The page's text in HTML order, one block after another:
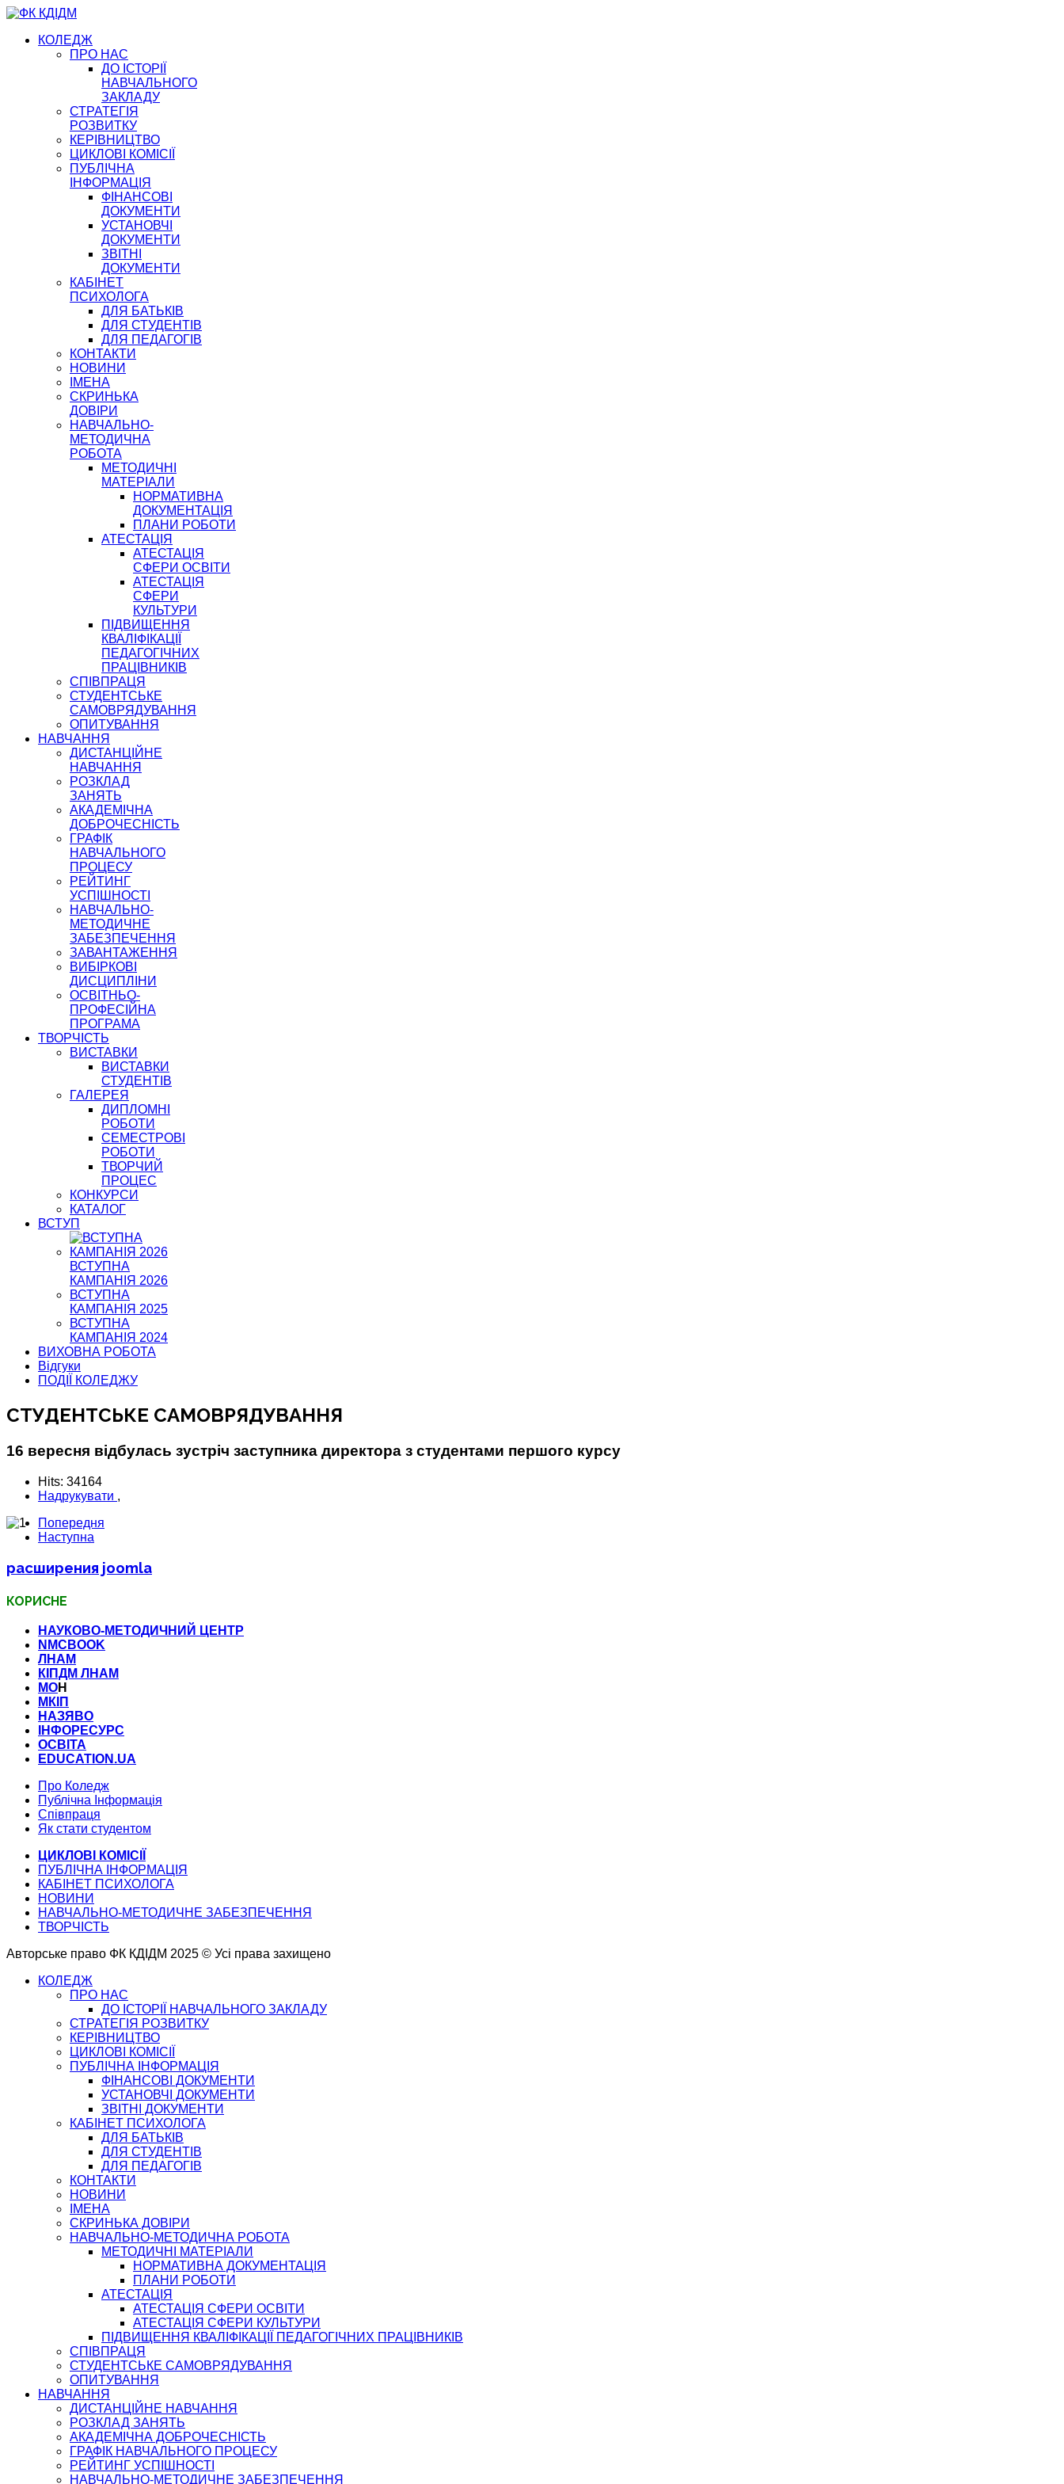
КОЛЕДЖ
ПРО НАС
ДО ІСТОРІЇ
НАВЧАЛЬНОГО
ЗАКЛАДУ
СТРАТЕГІЯ
РОЗВИТКУ
КЕРІВНИЦТВО
ЦИКЛОВІ КОМІСІЇ
ПУБЛІЧНА
ІНФОРМАЦІЯ
ФІНАНСОВІ
ДОКУМЕНТИ
УСТАНОВЧІ
ДОКУМЕНТИ
ЗВІТНІ
ДОКУМЕНТИ
КАБІНЕТ
ПСИХОЛОГА
ДЛЯ БАТЬКІВ
ДЛЯ СТУДЕНТІВ
ДЛЯ ПЕДАГОГІВ
КОНТАКТИ
НОВИНИ
ІМЕНА
СКРИНЬКА
ДОВІРИ
НАВЧАЛЬНО-
МЕТОДИЧНА
РОБОТА
МЕТОДИЧНІ
МАТЕРІАЛИ
НОРМАТИВНА
ДОКУМЕНТАЦІЯ
ПЛАНИ РОБОТИ
АТЕСТАЦІЯ
АТЕСТАЦІЯ
СФЕРИ ОСВІТИ
АТЕСТАЦІЯ
СФЕРИ
КУЛЬТУРИ
ПІДВИЩЕННЯ
КВАЛІФІКАЦІЇ
ПЕДАГОГІЧНИХ
ПРАЦІВНИКІВ
СПІВПРАЦЯ
СТУДЕНТСЬКЕ
САМОВРЯДУВАННЯ
ОПИТУВАННЯ
НАВЧАННЯ
ДИСТАНЦІЙНЕ
НАВЧАННЯ
РОЗКЛАД
ЗАНЯТЬ
АКАДЕМІЧНА
ДОБРОЧЕСНІСТЬ
ГРАФІК
НАВЧАЛЬНОГО
ПРОЦЕСУ
РЕЙТИНГ
УСПІШНОСТІ
НАВЧАЛЬНО-
МЕТОДИЧНЕ
ЗАБЕЗПЕЧЕННЯ
ЗАВАНТАЖЕННЯ
ВИБІРКОВІ
ДИСЦИПЛІНИ
ОСВІТНЬО-
ПРОФЕСІЙНА
ПРОГРАМА
ТВОРЧІСТЬ
ВИСТАВКИ
ВИСТАВКИ
СТУДЕНТІВ
ГАЛЕРЕЯ
ДИПЛОМНІ
РОБОТИ
СЕМЕСТРОВІ
РОБОТИ
ТВОРЧИЙ
ПРОЦЕС
КОНКУРСИ
КАТАЛОГ
ВСТУП
ВСТУПНА
КАМПАНІЯ 2026
ВСТУПНА
КАМПАНІЯ 2025
ВСТУПНА
КАМПАНІЯ 2024
ВИХОВНА РОБОТА
Відгуки
ПОДІЇ КОЛЕДЖУ
СТУДЕНТСЬКЕ САМОВРЯДУВАННЯ
16 вересня відбулась зустріч заступника директора з студентами першого курсу
Hits: 34164
Надрукувати ,
Попередня
Наступна
расширения joomla
КОРИСНЕ
НАУКОВО-МЕТОДИЧНИЙ ЦЕНТР
NMCBOOK
ЛНАМ
КІПДМ ЛНАМ
МОН
МКІП
НАЗЯВО
ІНФОРЕСУРС
ОСВІТА
EDUCATION.UA
Про Коледж
Публічна Інформація
Співпраця
Як стати студентом
ЦИКЛОВІ КОМІСІЇ
ПУБЛІЧНА ІНФОРМАЦІЯ
КАБІНЕТ ПСИХОЛОГА
НОВИНИ
НАВЧАЛЬНО-МЕТОДИЧНЕ ЗАБЕЗПЕЧЕННЯ
ТВОРЧІСТЬ
Авторське право ФК КДІДМ 2025 © Усі права захищено
КОЛЕДЖ
ПРО НАС
ДО ІСТОРІЇ НАВЧАЛЬНОГО ЗАКЛАДУ
СТРАТЕГІЯ РОЗВИТКУ
КЕРІВНИЦТВО
ЦИКЛОВІ КОМІСІЇ
ПУБЛІЧНА ІНФОРМАЦІЯ
ФІНАНСОВІ ДОКУМЕНТИ
УСТАНОВЧІ ДОКУМЕНТИ
ЗВІТНІ ДОКУМЕНТИ
КАБІНЕТ ПСИХОЛОГА
ДЛЯ БАТЬКІВ
ДЛЯ СТУДЕНТІВ
ДЛЯ ПЕДАГОГІВ
КОНТАКТИ
НОВИНИ
ІМЕНА
СКРИНЬКА ДОВІРИ
НАВЧАЛЬНО-МЕТОДИЧНА РОБОТА
МЕТОДИЧНІ МАТЕРІАЛИ
НОРМАТИВНА ДОКУМЕНТАЦІЯ
ПЛАНИ РОБОТИ
АТЕСТАЦІЯ
АТЕСТАЦІЯ СФЕРИ ОСВІТИ
АТЕСТАЦІЯ СФЕРИ КУЛЬТУРИ
ПІДВИЩЕННЯ КВАЛІФІКАЦІЇ ПЕДАГОГІЧНИХ ПРАЦІВНИКІВ
СПІВПРАЦЯ
СТУДЕНТСЬКЕ САМОВРЯДУВАННЯ
ОПИТУВАННЯ
НАВЧАННЯ
ДИСТАНЦІЙНЕ НАВЧАННЯ
РОЗКЛАД ЗАНЯТЬ
АКАДЕМІЧНА ДОБРОЧЕСНІСТЬ
ГРАФІК НАВЧАЛЬНОГО ПРОЦЕСУ
РЕЙТИНГ УСПІШНОСТІ
НАВЧАЛЬНО-МЕТОДИЧНЕ ЗАБЕЗПЕЧЕННЯ